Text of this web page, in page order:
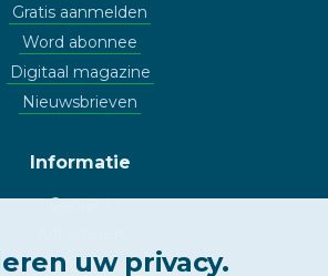
Gratis aanmelden
Word abonnee
Digitaal magazine
Nieuwsbrieven
Informatie
Contact
Copyright
uw privacy.